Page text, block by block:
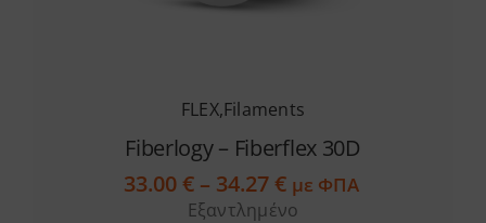
FLEX,Filaments
Fiberlogy – Fiberflex 30D
33.00€ – 34.27€Price
range:
με ΦΠΑ
Εξαντλημένο